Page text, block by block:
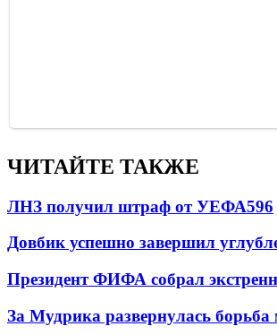
ЧИТАЙТЕ ТАКЖЕ
ЛНЗ получил штраф от УЕФА596
Довбик успешно завершил
Президент ФИФА собрал
За Мудрика развернулась